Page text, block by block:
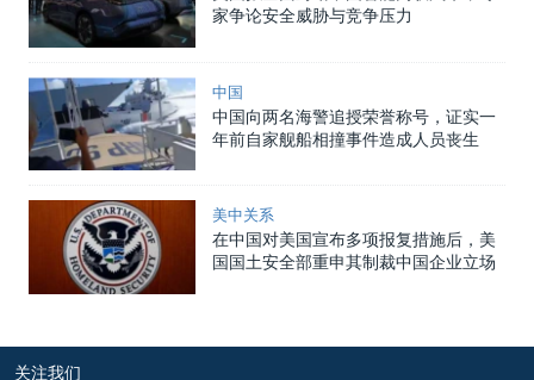
家争论安全威胁与竞争压力
中国
中国向两名海警追授荣誉称号，证实一
年前自家舰船相撞事件造成人员丧生
美中关系
在中国对美国宣布多项报复措施后，美
国国土安全部重申其制裁中国企业立场
关注我们